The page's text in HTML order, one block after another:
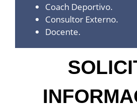
Coach Deportivo.
Consultor Externo.
Docente.